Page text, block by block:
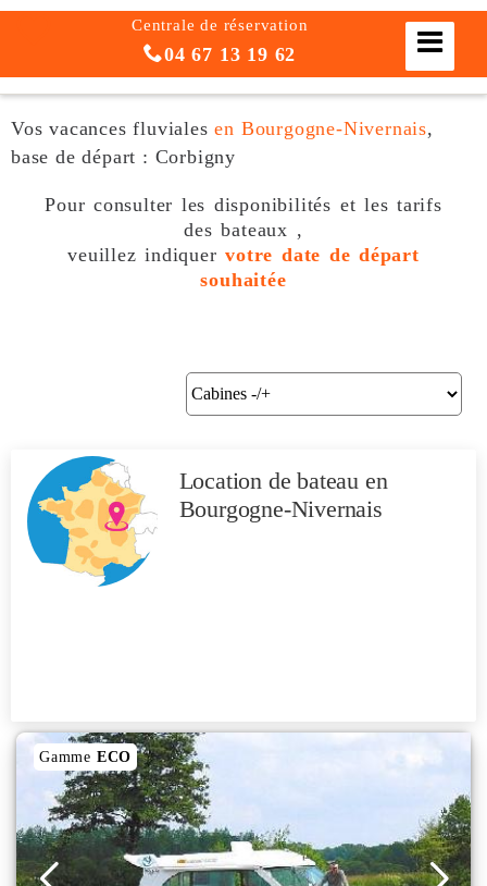
Centrale de réservation
04 67 13 19 62
Vos vacances fluvialesen Bourgogne-Nivernais,
base de départ : Corbigny
Pour consulter les disponibilités et les tarifs
des bateaux ,
veuillez indiquervotre date de départ
souhaitée
Location de bateau en
Bourgogne-Nivernais
Gamme ECO